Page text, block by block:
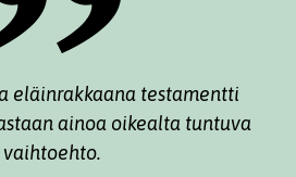
eläinrakkaana testamentti
ainoa oikealta tuntuva
vaihtoehto.